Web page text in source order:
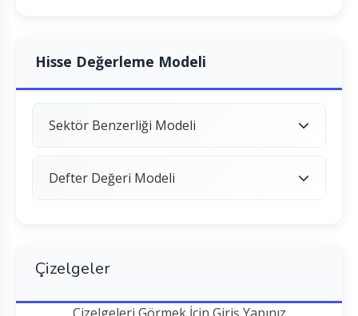
Hisse Değerleme Modeli
Sektör Benzerliği Modeli
Defter Değeri Modeli
Çizelgeler